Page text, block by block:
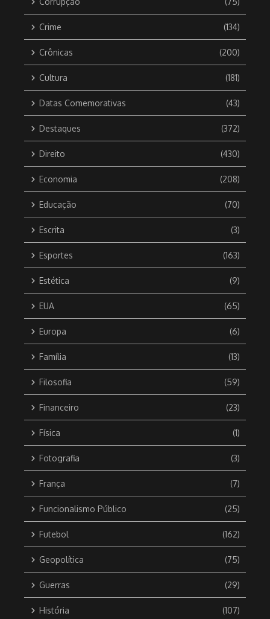
Crime (134)
Crônicas (200)
Cultura (181)
Datas Comemorativas (43)
Destaques (372)
Direito (430)
Economia (208)
Educação (70)
Escrita (3)
Esportes (163)
Estética (9)
EUA (65)
Europa (6)
Família (13)
Filosofia (59)
Financeiro (23)
Física (1)
Fotografia (3)
França (7)
Funcionalismo Público (25)
Futebol (162)
Geopolítica (75)
Guerras (29)
História (107)